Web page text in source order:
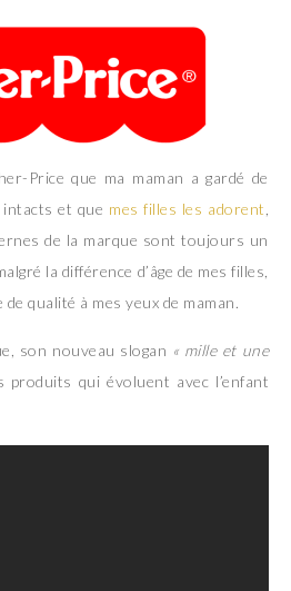
Price que ma maman a gardé de
et que mes filles les adorent
de la marque sont toujours un
la différence d’âge de mes filles,
qualité à mes yeux de maman.
son nouveau slogan « mille et une
produits qui évoluent avec l’enfant